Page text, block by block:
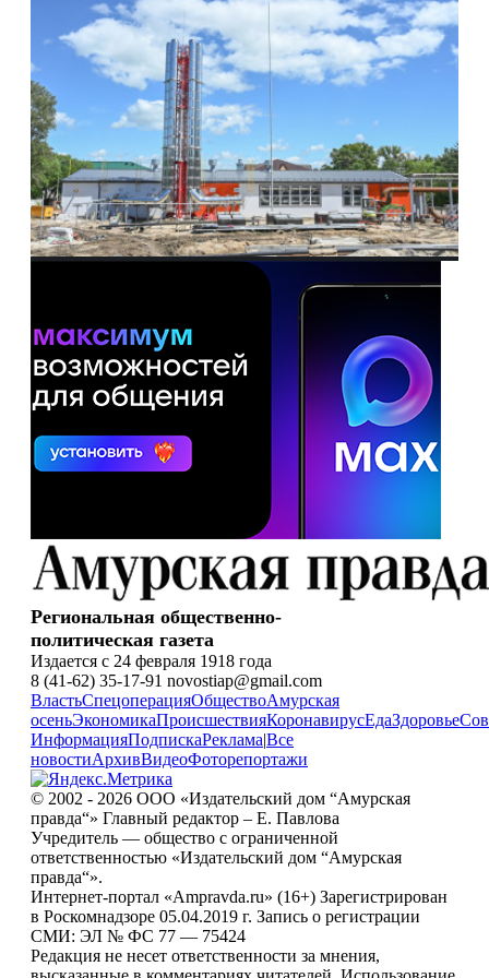
Региональная общественно-
политическая газета
Издается с 24 февраля 1918 года
8 (41-62) 35-17-91 novostiap@gmail.com
ВластьСпецоперацияОбществоАмурская
осеньЭкономикаПроисшествияКоронавирусЕдаЗдоровье
ИнформацияПодпискаРеклама|Все
новостиАрхивВидеоФоторепортажи
© 2002 - 2026 ООО «Издательский дом “Амурская
правда“» Главный редактор – Е. Павлова
Учредитель — общество с ограниченной
ответственностью «Издательский дом “Амурская
правда“».
Интернет-портал «Ampravda.ru» (16+) Зарегистрирован
в Роскомнадзоре 05.04.2019 г. Запись о регистрации
СМИ: ЭЛ № ФС 77 — 75424
Редакция не несет ответственности за мнения,